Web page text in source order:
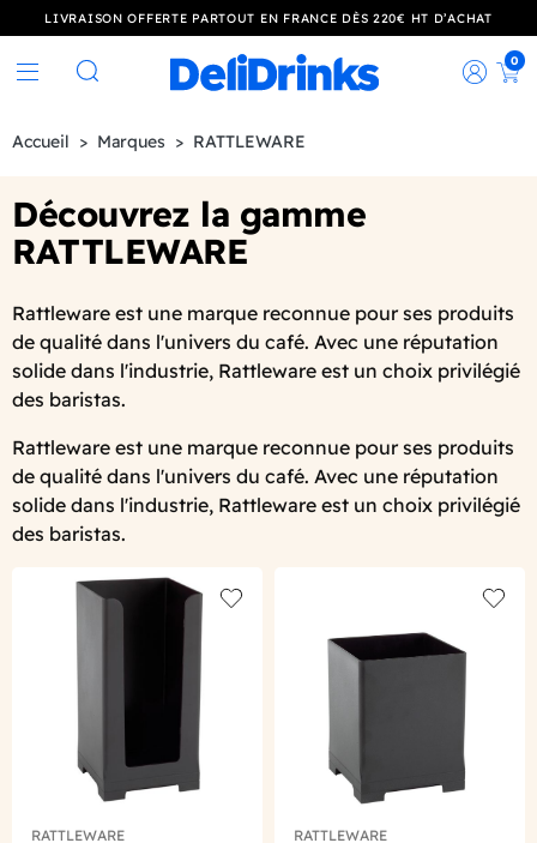
LIVRAISON OFFERTE PARTOUT EN FRANCE DÈS 220€ HT D’ACHAT
Rechercher
0
Accueil Marques RATTLEWARE
Découvrez la gamme
RATTLEWARE
Rattleware est une marque reconnue pour ses produits
de qualité dans l'univers du café. Avec une réputation
solide dans l'industrie, Rattleware est un choix privilégié
des baristas.
Rattleware est une marque reconnue pour ses produits
de qualité dans l'univers du café. Avec une réputation
solide dans l'industrie, Rattleware est un choix privilégié
des baristas.
RATTLEWARE RATTLEWARE